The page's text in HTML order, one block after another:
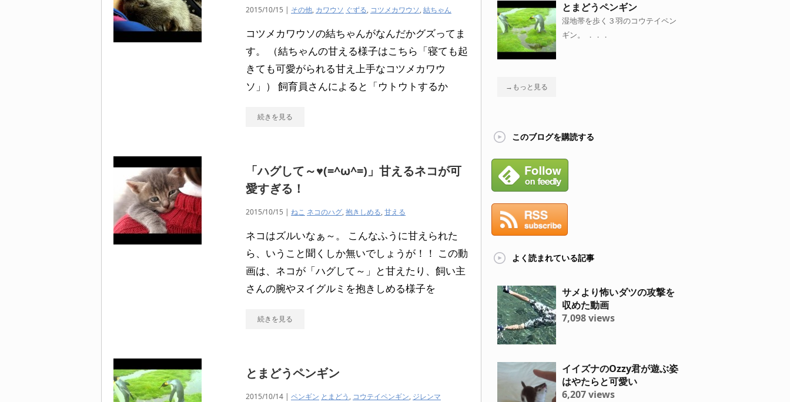
2015/10/15 | その他, カワウソ ぐずる, コツメカワウソ,結ちゃん
コツメカワウソの結ちゃんがなんだかグズってま
す。 （結ちゃんの甘える様子はこちら「寝ても起
きても可愛がられる甘え上手なコツメカワウ
ソ」） 飼育員さんによると「ウトウトするか
続きを見る
「ハグして～♥(=^ω^=)」甘えるネコが可
愛すぎる！
2015/10/15 | ねこ ネコのハグ,抱きしめる,甘える
ネコはズルいなぁ～。 こんなふうに甘えられた
ら、いうこと聞くしか無いでしょうが！！ この動
画は、ネコが「ハグして～」と甘えたり、飼い主
さんの腕やヌイグルミを抱きしめる様子を
続きを見る
とまどうペンギン
2015/10/14 | ペンギン とまどう , コウテイペンギン, ジレンマ
とまどうペンギン
湿地帯を歩く３羽のコウテイペン
ギン。 ．．．
→もっと見る
このブログを購読する
よく読まれている記事
サメより怖いダツの攻撃を
収めた動画
7,098 views
イイズナのOzzy君が遊ぶ姿
はやたらと可愛い
6,207 views